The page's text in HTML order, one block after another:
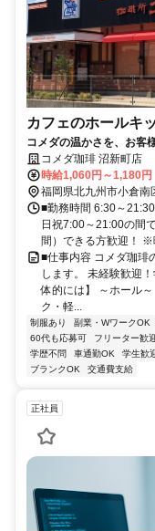
カフェのホールキ
コメダの温かさを、お客
コメダ珈琲 沼新町店
時給1,060円～1,180円
福岡県北九州市小倉南
■勤務時間 6:30～
日祝7:00～21:00の間
間）できる方歓迎！ ※
■仕事内容 コメダ珈琲
します。 未経験歓迎
体的には】 ～ホール
ク・軽...
制服あり 副業・WワークOK
60代も応募可
フリーター歓
学歴不問
車通勤OK 学生歓
ブランクOK
交通費支給
正社員